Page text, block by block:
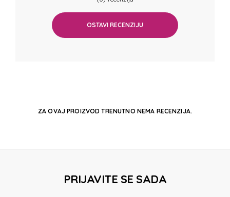
OSTAVI RECENZIJU
ZA OVAJ PROIZVOD TRENUTNO NEMA RECENZIJA.
PRIJAVITE SE SADA